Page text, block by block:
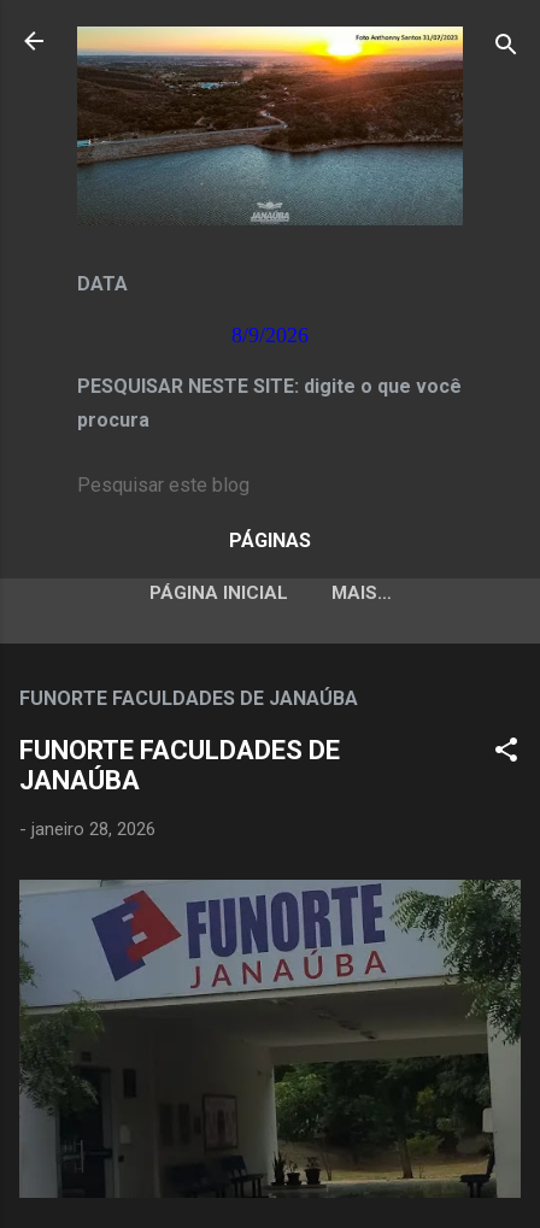
Pular para o conteúdo principal
DATA
8/9/2026
PESQUISAR NESTE SITE: digite o que você
procura
PÁGINAS
PÁGINA INICIAL MAIS…
FUNORTE FACULDADES DE JANAÚBA
FUNORTE FACULDADES DE
JANAÚBA
- janeiro 28, 2026